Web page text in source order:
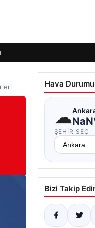
Hava Durumu
☁
ŞEHIR SEÇ
Bizi Takip